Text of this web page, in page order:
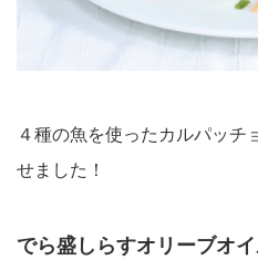
４種の魚を使ったカルパッチ
せました！
でら盛しらすオリーブオ